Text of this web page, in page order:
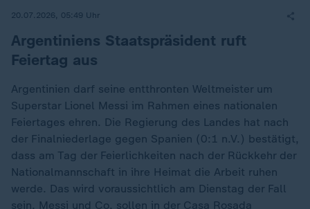
20.07.2026, 05:49 Uhr
Argentiniens Staatspräsident ruft
Feiertag aus
Argentinien darf seine entthronten Weltmeister um
Superstar Lionel Messi im Rahmen eines nationalen
Feiertages ehren. Die Regierung des Landes hat nach
der Finalniederlage gegen Spanien (0:1 n.V.) bestätigt,
dass am Tag der Feierlichkeiten nach der Rückkehr der
Nationalmannschaft in ihre Heimat die Arbeit ruhen
werde. Das wird voraussichtlich am Dienstag der Fall
sein. Messi und Co. sollen in der Casa Rosada